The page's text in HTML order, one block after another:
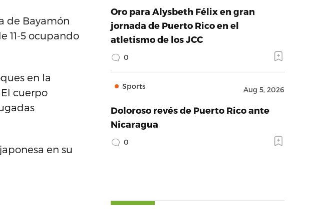
de Bayamón
11-5 ocupando
en la
cuerpo
en su
Oro para Alysbeth Félix en gran
jornada de Puerto Rico en el
atletismo de los JCC
0
Sports Aug 5, 2026
Doloroso revés de Puerto Rico ante
Nicaragua
0